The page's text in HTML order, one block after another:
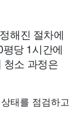
해진 절차에
당 1시간에
청소 과정은
태를 점검하고